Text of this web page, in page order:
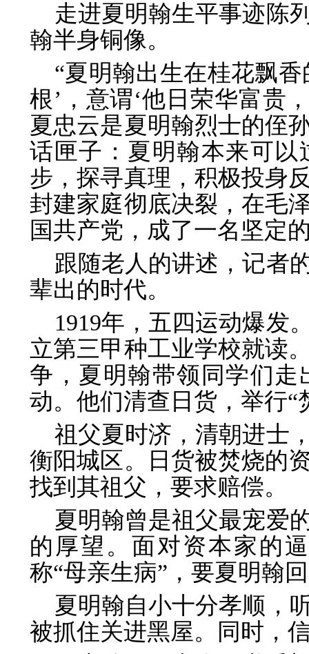
走进夏明翰生平事迹陈
翰半身铜像。
“夏明翰出生在桂花飘
根’，意谓‘他日荣华富贵
夏忠云是夏明翰烈士的侄
话匣子：夏明翰本来可
步，探寻真理，积极投身
封建家庭彻底决裂，在毛
国共产党，成了一名坚定
跟随老人的讲述，记者
辈出的时代。
1919年，五四运动爆发
立第三甲种工业学校就读
争，夏明翰带领同学们
动。他们清查日货，举行“
祖父夏时济，清朝进士
衡阳城区。日货被焚烧的
找到其祖父，要求赔偿。
夏明翰曾是祖父最宠爱
的厚望。面对资本家的
称“母亲生病”，要夏明翰
夏明翰自小十分孝顺，
被抓住关进黑屋。同时，